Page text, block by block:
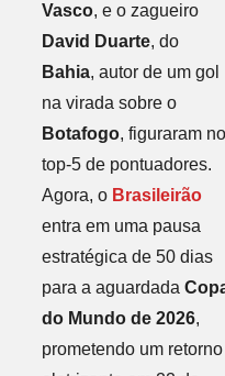
Vasco, e o zagueiro
David Duarte, do
Bahia, autor de um gol
na virada sobre o
Botafogo, figuraram no
top-5 de pontuadores.
Agora, o Brasileirão
entra em uma pausa
estratégica de 50 dias
para a aguardada
do Mundo de 2026,
prometendo um retorno